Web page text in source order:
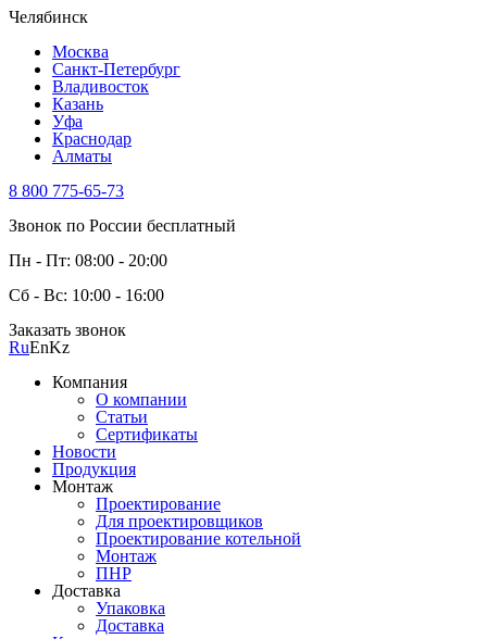
Челябинск
Москва
Санкт-Петербург
Владивосток
Казань
Уфа
Краснодар
Алматы
8 800 775-65-73
Звонок по России бесплатный
Пн - Пт: 08:00 - 20:00
Сб - Вс: 10:00 - 16:00
Заказать звонок
RuEnKz
Компания
О компании
Статьи
Сертификаты
Новости
Продукция
Монтаж
Проектирование
Для проектировщиков
Проектирование котельной
Монтаж
ПНР
Доставка
Упаковка
Доставка